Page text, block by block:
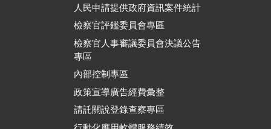
人民申請提供政府資訊案件統計
檢察官評鑑委員會專區
檢察官人事審議委員會決議公告
專區
內部控制專區
政策宣導廣告經費彙整
請託關說登錄查察專區